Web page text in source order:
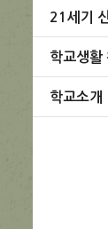
21세기
학교생활
학교소개